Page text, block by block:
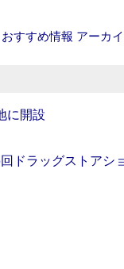
おすすめ情報 アーカ
に開設
ドラッグストアシ